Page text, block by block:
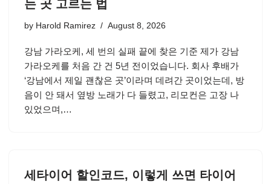
는 곳 고르는 법
by Harold Ramirez August 8, 2026
강남 가라오케, 세 번의 실패 끝에 찾은 기준 제가 강남
가라오케를 처음 간 건 5년 전이었습니다. 회사 후배가
‘강남에서 제일 괜찮은 곳’이라며 데려간 곳이었는데, 방
음이 안 돼서 옆방 노래가 다 들렸고, 리모컨은 고장 나
있었으며,…
세타이어 할인코드, 이렇게 쓰면 타이어